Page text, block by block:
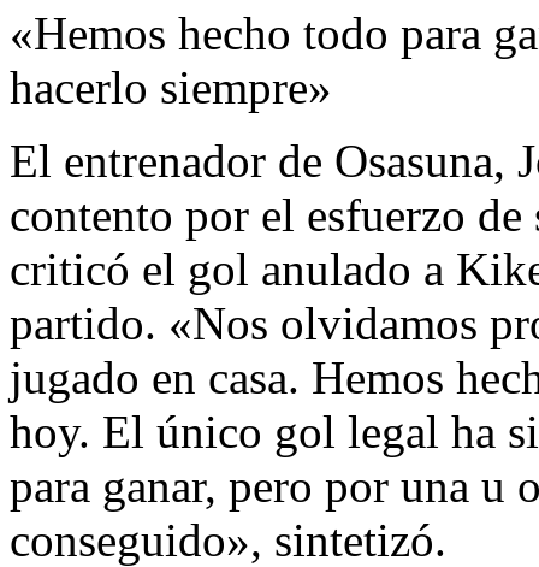
«Hemos hecho todo para
hacerlo siempre»
El entrenador de Osasuna,
contento por el esfuerzo
criticó el gol anulado a
partido. «Nos olvidamos
jugado en casa. Hemos
hoy. El único gol legal ha
para ganar, pero por una u
conseguido», sintetizó.